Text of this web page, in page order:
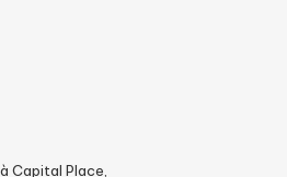
Capital Place,